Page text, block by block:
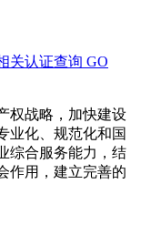
关认证查询 GO
权战略，加快建设
业化、规范化和国
综合服务能力，结
作用，建立完善的